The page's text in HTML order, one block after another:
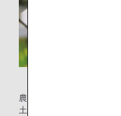
農産物の中には生産量が
土地でのみ消費され私た